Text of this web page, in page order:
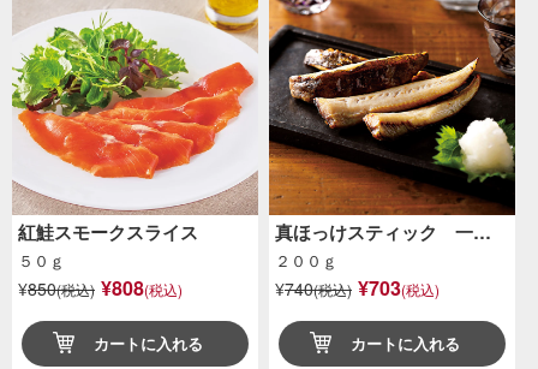
紅鮭スモークスライス
５０ｇ
¥850(税込) ¥808(税込)
カートに入れる
真ほっけスティック 一…
２００ｇ
¥740(税込) ¥703(税込)
カートに入れる